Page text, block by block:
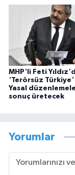
MHP'li Feti
'Terörsüz Türkiye'
Yasal
sonuç üretecek
Yorumlar